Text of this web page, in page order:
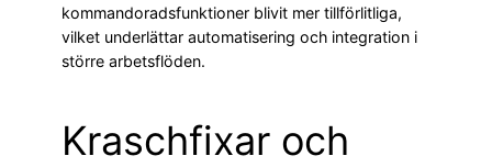
kommandoradsfunktioner blivit mer tillförlitliga,
vilket underlättar automatisering och integration i
större arbetsflöden.
Kraschfixar och